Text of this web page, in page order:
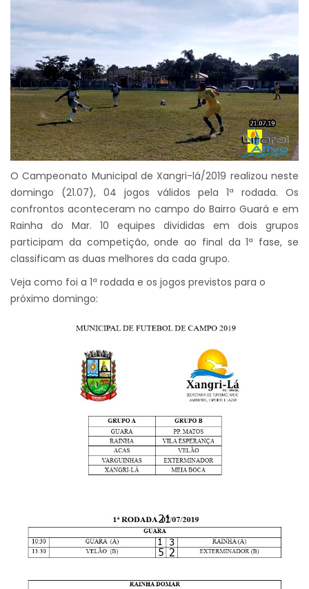
O Campeonato Municipal de Xangri-lá/2019 realizou neste
domingo (21.07), 04 jogos válidos pela 1ª rodada. Os
confrontos aconteceram no campo do Bairro Guará e em
Rainha do Mar. 10 equipes divididas em dois grupos
participam da competição, onde ao final da 1ª fase, se
classificam as duas melhores da cada grupo.
Veja como foi a 1ª rodada e os jogos previstos para o
próximo domingo: